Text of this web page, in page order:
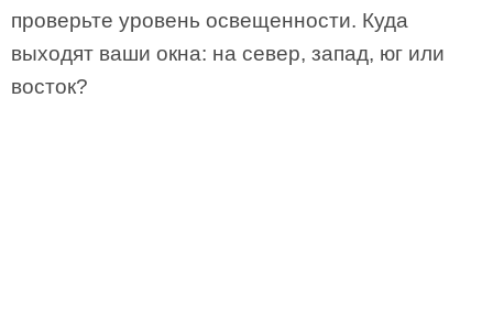
проверьте уровень освещенности. Куда
выходят ваши окна: на север, запад, юг или
восток?